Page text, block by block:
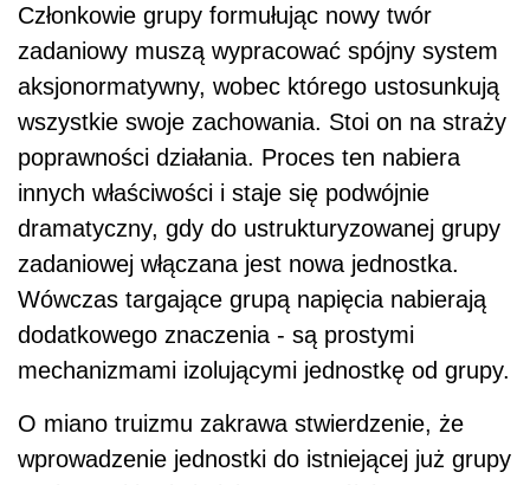
Członkowie grupy formułując nowy twór
zadaniowy muszą wypracować spójny system
aksjonormatywny, wobec którego ustosunkują
wszystkie swoje zachowania. Stoi on na straży
poprawności działania. Proces ten nabiera
innych właściwości i staje się podwójnie
dramatyczny, gdy do ustrukturyzowanej grupy
zadaniowej włączana jest nowa jednostka.
Wówczas targające grupą napięcia nabierają
dodatkowego znaczenia - są prostymi
mechanizmami izolującymi jednostkę od grupy.
O miano truizmu zakrawa stwierdzenie, że
wprowadzenie jednostki do istniejącej już grupy